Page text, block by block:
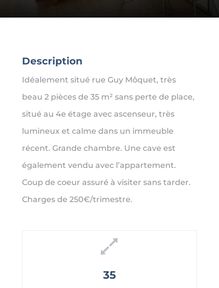
Description
Idéalement situé rue Guy Môquet, très
beau 2 pièces de 35 m² sans perte de place,
situé au 4e étage avec ascenseur, très
lumineux et calme dans un immeuble
récent. Grande chambre. Une cave est
également vendu avec l’appartement.
Coup de coeur assuré à visiter sans tarder.
Charges de 250€/trimestre.
35